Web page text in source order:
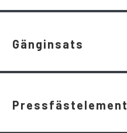
Gänginsats
Pressfästelement